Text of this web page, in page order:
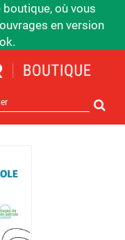
où vous
en version
sur
le